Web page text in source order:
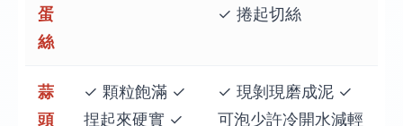
蛋
絲
✓ 捲起切絲
蒜
頭
✓ 顆粒飽滿 ✓
捏起來硬實 ✓
✓ 現剝現磨成泥 ✓
可泡少許冷開水減輕